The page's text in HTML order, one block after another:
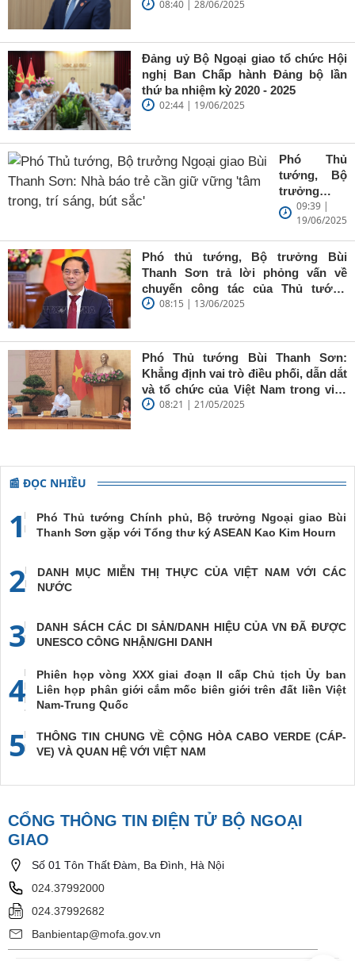
Trung Quốc của Thủ tướng Chính
08:40 | 28/06/2025
Đảng uỷ Bộ Ngoại giao tổ chức Hội
nghị Ban Chấp hành Đảng bộ lần
thứ ba nhiệm kỳ 2020 - 2025
02:44 | 19/06/2025
Phó Thủ
tướng, Bộ
trưởng
Ngoại giao
Bùi Thanh
Sơn: Nhà
báo trẻ cần
giữ vững
'tâm trong,
09:39 |
19/06/2025
Phó thủ tướng, Bộ trưởng Bùi
Thanh Sơn trả lời phỏng vấn về
chuyến công tác của Thủ tướng
Chính phủ đến Estonia, Pháp và
08:15 | 13/06/2025
Phó Thủ tướng Bùi Thanh Sơn:
Khẳng định vai trò điều phối, dẫn dắt
và tổ chức của Việt Nam trong việc
đề cao chủ nghĩa đa phương, đoàn
08:21 | 21/05/2025
📰 ĐỌC NHIỀU
1
Phó Thủ tướng Chính phủ, Bộ trưởng Ngoại giao Bùi
Thanh Sơn gặp với Tổng thư ký ASEAN Kao Kim Hourn
2
DANH MỤC MIỄN THỊ THỰC CỦA VIỆT NAM VỚI CÁC
NƯỚC
3
DANH SÁCH CÁC DI SẢN/DANH HIỆU CỦA VN ĐÃ ĐƯỢC
UNESCO CÔNG NHẬN/GHI DANH
4
Phiên họp vòng XXX giai đoạn II cấp Chủ tịch Ủy ban
Liên họp phân giới cắm mốc biên giới trên đất liền Việt
Nam-Trung Quốc
5
THÔNG TIN CHUNG VỀ CỘNG HÒA CABO VERDE (CÁP-
VE) VÀ QUAN HỆ VỚI VIỆT NAM
CỔNG THÔNG TIN ĐIỆN TỬ BỘ NGOẠI
GIAO
Số 01 Tôn Thất Đàm, Ba Đình, Hà Nội
024.37992000
024.37992682
Banbientap@mofa.gov.vn